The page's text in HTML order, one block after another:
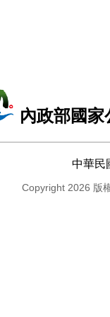
內政部國
中華民
Copyright 2026 版